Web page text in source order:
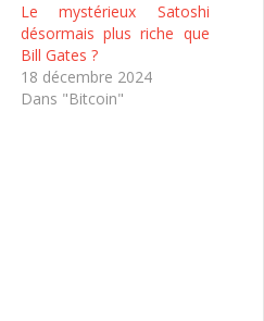
Le mystérieux Satoshi
désormais plus riche que
Bill Gates ?
18 décembre 2024
Dans "Bitcoin"